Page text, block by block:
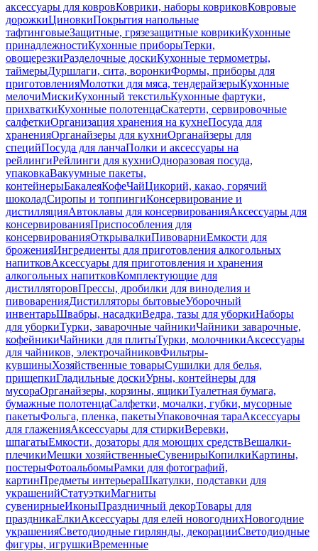
аксессуары для ковровКоврики, наборы ковриковКовровые
дорожкиЦиновкиПокрытия напольные
тафтинговыеЗащитные, грязезащитные коврикиКухонные
принадлежностиКухонные приборыТерки,
овощерезкиРазделочные доскиКухонные термометры,
таймерыДуршлаги, сита, воронкиФормы, приборы для
приготовленияМолотки для мяса, тендерайзерыКухонные
мелочиМискиКухонный текстильКухонные фартуки,
прихваткиКухонные полотенцаСкатерти, сервировочные
салфеткиОрганизация хранения на кухнеПосуда для
храненияОрганайзеры для кухниОрганайзеры для
специйПосуда для ланчаПолки и аксессуары на
рейлингиРейлинги для кухниОдноразовая посуда,
упаковкаВакуумные пакеты,
контейнерыБакалеяКофеЧайЦикорий, какао, горячий
шоколадСиропы и топпингиКонсервирование и
дистилляцияАвтоклавы для консервированияАксессуары для
консервированияПриспособления для
консервированияОткрывалкиПивоварниЕмкости для
броженияИнгредиенты для приготовления алкогольных
напитковАксессуары для приготовления и хранения
алкогольных напитковКомплектующие для
дистилляторовПрессы, дробилки для виноделия и
пивоваренияДистилляторы бытовыеУборочный
инвентарьШвабры, насадкиВедра, тазы для уборкиНаборы
для уборкиТурки, заварочные чайникиЧайники заварочные,
кофейникиЧайники для плитыТурки, молочникиАксессуары
для чайников, электрочайниковФильтры-
кувшиныХозяйственные товарыСушилки для белья,
прищепкиГладильные доскиУрны, контейнеры для
мусораОрганайзеры, корзины, ящикиТуалетная бумага,
бумажные полотенцаСалфетки, мочалки, губки, мусорные
пакетыФольга, пленка, пакетыУпаковочная тараАксессуары
для глаженияАксессуары для стиркиВеревки,
шпагатыЕмкости, дозаторы для моющих средствВешалки-
плечикиМешки хозяйственныеСувенирыКопилкиКартины,
постерыФотоальбомыРамки для фотографий,
картинПредметы интерьераШкатулки, подставки для
украшенийСтатуэткиМагниты
сувенирныеИконыПраздничный декорТовары для
праздникаЕлкиАксессуары для елей новогоднихНовогодние
украшенияСветодиодные гирлянды, декорацииСветодиодные
фигуры, игрушкиВременные